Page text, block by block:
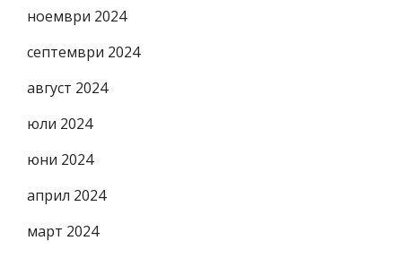
ноември 2024
септември 2024
август 2024
юли 2024
юни 2024
април 2024
март 2024